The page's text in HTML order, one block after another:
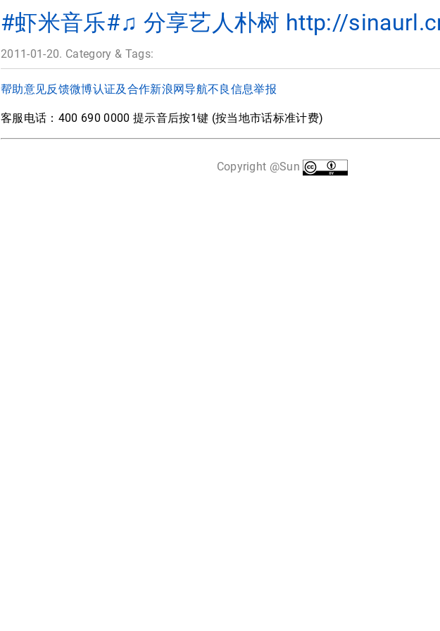
#虾米音乐#♫ 分享艺人朴树 http://
2011-01-20. Category & Tags:
帮助意见反馈微博认证及合作新浪网导航不良信息举报
客服电话：400 690 0000 提示音后按1键 (按当地市话标准计费)
Copyright @Sun